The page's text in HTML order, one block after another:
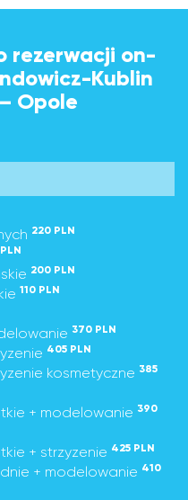
rezerwacji on-
Kublin
Opole
220 PLN
200 PLN
110 PLN
370 PLN
405 PLN
kosmetyczne 385
+ modelowanie 390
+ strzyzenie 425 PLN
+ modelowanie 410